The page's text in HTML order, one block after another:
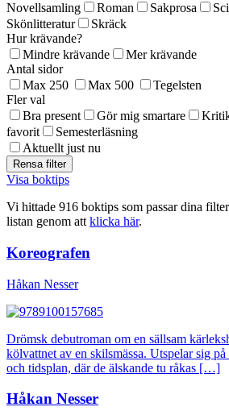
Novellsamling
Roman Sakprosa
Skönlitteratur
Skräck
Hur krävande?
Mindre krävande
Mer krävande
Antal sidor
Max 250
Max 500
Tegelsten
Fler val
Bra present
Gör mig smartare
favorit
Semesterläsning
Aktuellt just nu
Visa boktips
Vi hittade 916 boktips som passar dina
listan genom att klicka här.
Koreografen
Håkan Nesser
Drömsk debutroman om en sällsam
kölvattnet av en skilsmässa. Utspelar sig
och tidsplan, där de älskande tu råkas […]
Håkan Nesser